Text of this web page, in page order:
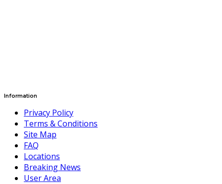
Information
Privacy Policy
Terms & Conditions
Site Map
FAQ
Locations
Breaking News
User Area